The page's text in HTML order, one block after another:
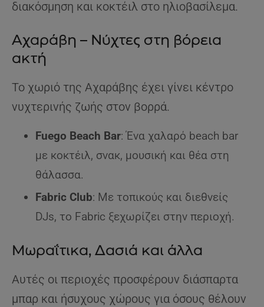
διακόσμηση και κοκτέιλ στο ηλιοβασίλεμα.
Αχαράβη – Νύχτες στη βόρεια
ακτή
Το χωριό της Αχαράβης έχει γίνει κέντρο
νυχτερινής ζωής στον βορρά.
Fuego Beach Bar: Ένα χαλαρό beach bar
με κοκτέιλ, σνακ, μουσική και θέα στη
θάλασσα.
Fabric Club: Με τοπικούς και διεθνείς
DJs, το Fabric ξεχωρίζει στην περιοχή.
Μωραΐτικα, Δασιά και άλλα
Αυτές οι περιοχές προσφέρουν διάσπαρτα
μπαρ και ήσυχους χώρους για όσους θέλουν